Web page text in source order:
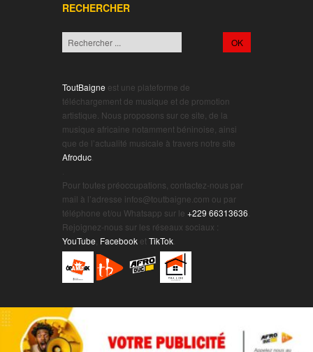
RECHERCHER
ToutBaigne est une plateforme de
téléchargement de musique et de promotion
artistique. Nous proposons sur ce site, de la
musique africaine notamment béninoise, ainsi
que de l’actualité musicale à travers notre site
Afroduc
Pour toutes préoccupations, contactez-nous par
mail à l’adresse infos@toutbaigne.com ou par
téléphone et/ou Whatsapp sur le +229 66313636
Rejoignez-nous sur les réseaux sociaux :
YouTube Facebook etTikTok